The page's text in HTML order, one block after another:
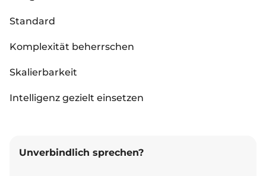
Standard
Komplexität beherrschen
Skalierbarkeit
Intelligenz gezielt einsetzen
Unverbindlich sprechen?